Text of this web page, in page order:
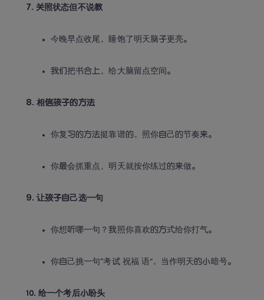
7. 关照状态但不说教
今晚早点收尾，睡饱了明天脑子更亮。
我们把书合上，给大脑留点空间。
8. 相信孩子的方法
你复习的方法挺靠谱的，照你自己的节奏来。
你最会抓重点，明天就按你练过的来做。
9. 让孩子自己选一句
你想听哪一句？我照你喜欢的方式给你打气。
你自己挑一句“考试 祝福 语”，当作明天的小暗号。
10. 给一个考后小盼头